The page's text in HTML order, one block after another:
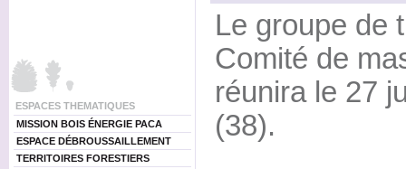
ESPACES THEMATIQUES
MISSION BOIS ÉNERGIE PACA
ESPACE DÉBROUSSAILLEMENT
TERRITOIRES FORESTIERS
Le groupe de
Comité de
réunira le 27
(38).